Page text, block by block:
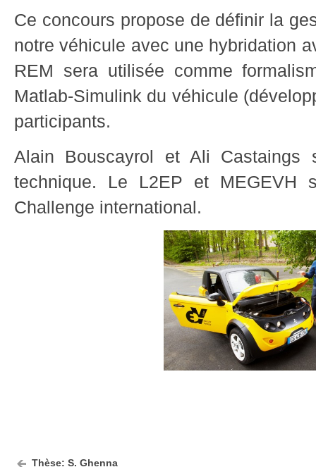
Ce concours propose de définir la
notre véhicule avec une hybridation
REM sera utilisée comme
Matlab-Simulink du véhicule
participants.
Alain Bouscayrol et Ali Castaings
technique. Le L2EP et MEGEVH
Challenge international.
Thèse: S. Ghenna